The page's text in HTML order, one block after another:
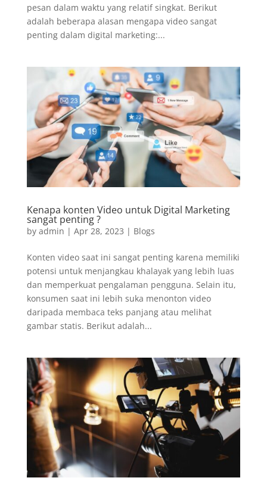
pesan dalam waktu yang relatif singkat. Berikut
adalah beberapa alasan mengapa video sangat
penting dalam digital marketing:...
Kenapa konten Video untuk Digital Marketing
sangat penting ?
by admin | Apr 28, 2023 | Blogs
Konten video saat ini sangat penting karena memiliki
potensi untuk menjangkau khalayak yang lebih luas
dan memperkuat pengalaman pengguna. Selain itu,
konsumen saat ini lebih suka menonton video
daripada membaca teks panjang atau melihat
gambar statis. Berikut adalah...